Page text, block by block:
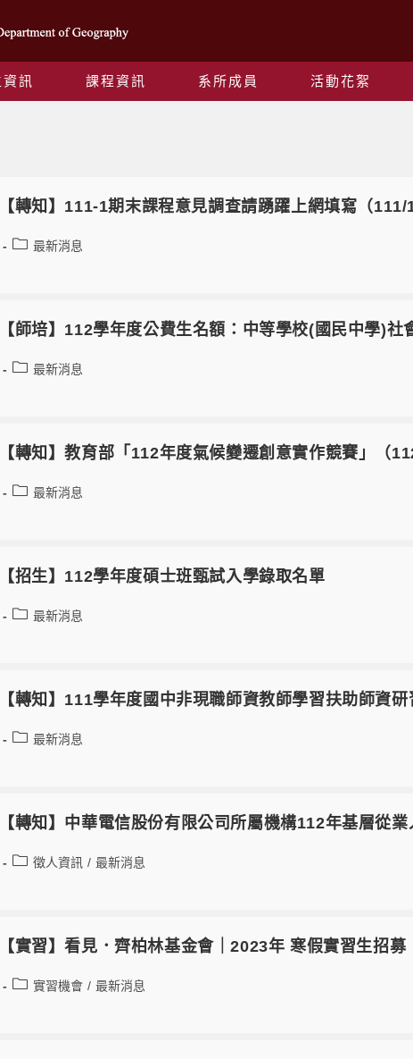
訊 課程資訊 系所成員 活動花絮
轉知】111-1期末課程意見調查請踴躍上網填寫（111/
最新消息
師培】112學年度公費生名額：中等學校(國民中學)社
最新消息
轉知】教育部「112年度氣候變遷創意實作競賽」（
最新消息
招生】112學年度碩士班甄試入學錄取名單
最新消息
轉知】111學年度國中非現職師資教師學習扶助師資研
最新消息
轉知】中華電信股份有限公司所屬機構112年基層從
徵人資訊 / 最新消息
實習】看見．齊柏林基金會｜2023年 寒假實習生招募
實習機會 / 最新消息